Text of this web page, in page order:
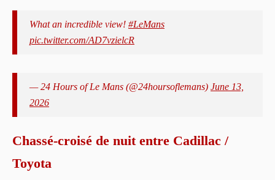
What an incredible view! #LeMans
pic.twitter.com/AD7vzielcR
— 24 Hours of Le Mans (@24hoursoflemans) June 13,
2026
Chassé-croisé de nuit entre Cadillac /
Toyota